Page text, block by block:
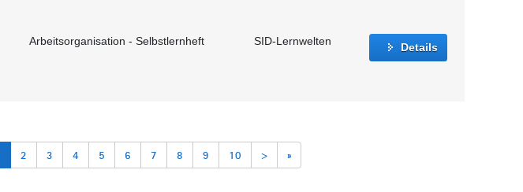
Arbeitsorganisation - Selbstlernheft SID-Lernwelten Details
2 3 4 5 6 7 8 9 10 > »